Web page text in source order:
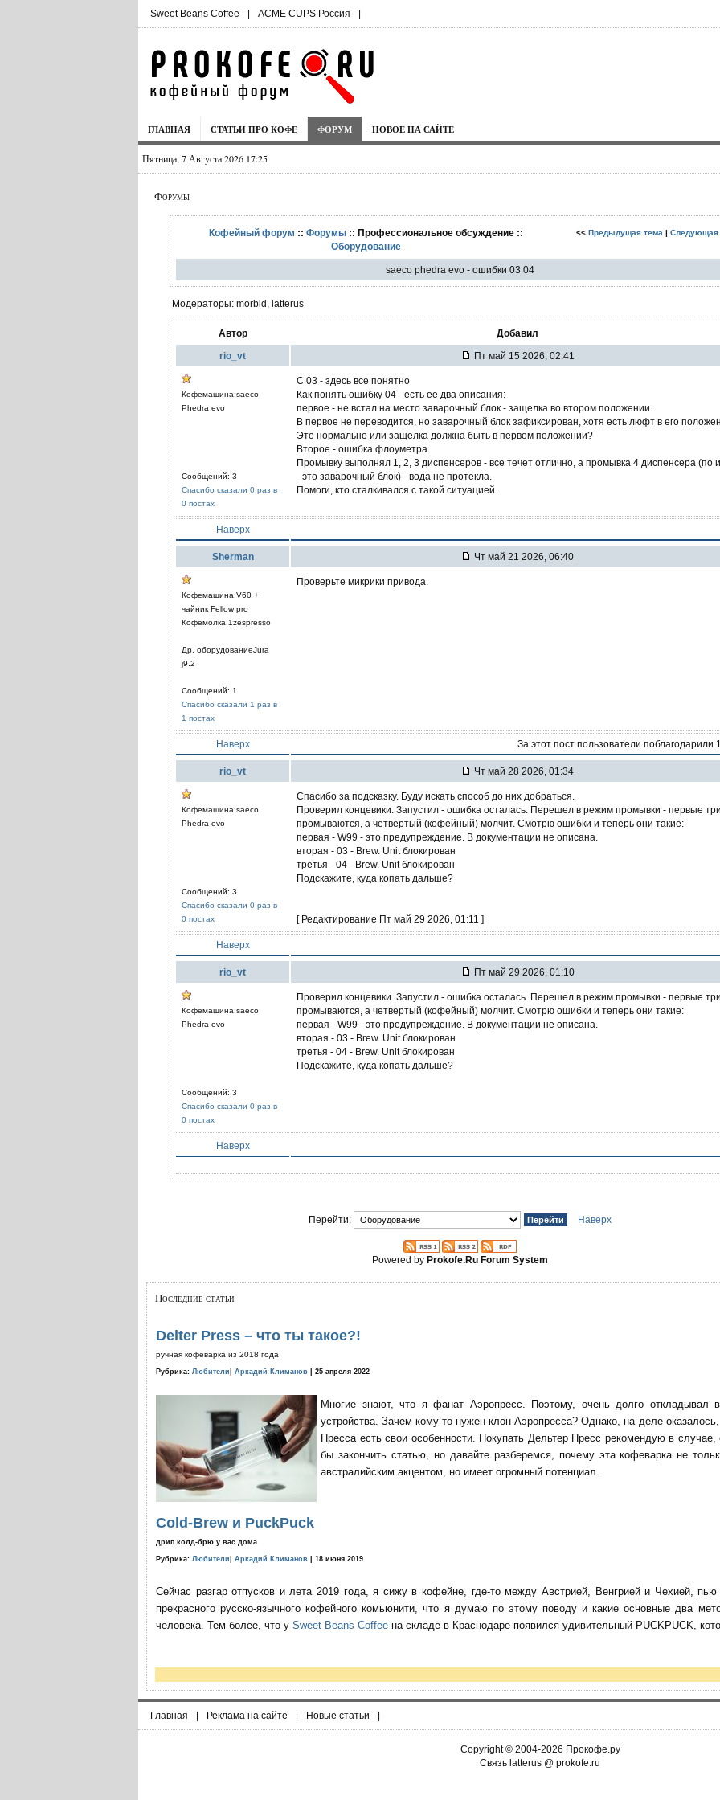
Sweet Beans Coffee | ACME CUPS Россия |
ГЛАВНАЯ СТАТЬИ ПРО КОФЕ ФОРУМ НОВОЕ НА САЙТЕ
Пятница, 7 Августа 2026 17:25
Форумы
Кофейный форум :: Форумы:: Профессиональное обсуждение ::
Оборудование
<< Предыдущая тема | Следующая
saeco phedra evo - ошибки 03 04
Модераторы: morbid, latterus
Автор Добавил
rio_vt Пт май 15 2026, 02:41
Кофемашина:saeco
Phedra evo
Сообщений: 3
Спасибо сказали 0 раз в
0 постах
С 03 - здесь все понятно
Как понять ошибку 04 - есть ее два описания:
первое - не встал на место заварочный блок - защелка во втором положении.
В первое не переводится, но заварочный блок зафиксирован, хотя есть люфт в его
Это нормально или защелка должна быть в первом положении?
Второе - ошибка флоуметра.
Промывку выполнял 1, 2, 3 диспенсеров - все течет отлично, а промывка 4 диспенсера (по
- это заварочный блок) - вода не протекла.
Помоги, кто сталкивался с такой ситуацией.
Наверх
Sherman Чт май 21 2026, 06:40
Кофемашина:V60 +
чайник Fellow pro
Кофемолка:1zespresso
Др. оборудованиеJura
j9.2
Сообщений: 1
Спасибо сказали 1 раз в
1 постах
Проверьте микрики привода.
Наверх За этот пост пользователи поблагодарили
rio_vt Чт май 28 2026, 01:34
Кофемашина:saeco
Phedra evo
Сообщений: 3
Спасибо сказали 0 раз в
0 постах
Спасибо за подсказку. Буду искать способ до них добраться.
Проверил концевики. Запустил - ошибка осталась. Перешел в режим промывки - первые три
промываются, а четвертый (кофейный) молчит. Смотрю ошибки и теперь они такие:
первая - W99 - это предупреждение. В документации не описана.
вторая - 03 - Brew. Unit блокирован
третья - 04 - Brew. Unit блокирован
Подскажите, куда копать дальше?
[ Редактирование Пт май 29 2026, 01:11 ]
Наверх
rio_vt Пт май 29 2026, 01:10
Кофемашина:saeco
Phedra evo
Сообщений: 3
Спасибо сказали 0 раз в
0 постах
Проверил концевики. Запустил - ошибка осталась. Перешел в режим промывки - первые три
промываются, а четвертый (кофейный) молчит. Смотрю ошибки и теперь они такие:
первая - W99 - это предупреждение. В документации не описана.
вторая - 03 - Brew. Unit блокирован
третья - 04 - Brew. Unit блокирован
Подскажите, куда копать дальше?
Наверх
Перейти: Наверх
Powered by Prokofe.Ru Forum System
Последние статьи
Delter Press – что ты такое?!
ручная кофеварка из 2018 года
Рубрика: Любители Аркадий Климанов | 25 апреля 2022
Многие знают, что я фанат Аэропресс. Поэтому, очень долго откладывал
устройства. Зачем кому-то нужен клон Аэропресса? Однако, на деле
Пресса есть свои особенности. Покупать Дельтер Пресс рекомендую в
бы закончить статью, но давайте разберемся, почему эта кофеварка не
австралийским акцентом, но имеет огромный потенциал.
Cold-Brew и PuckPuck
дрип колд-брю у вас дома
Рубрика: Любители Аркадий Климанов | 18 июня 2019
Сейчас разгар отпусков и лета 2019 года, я сижу в кофейне, где-то между Австрией, Венгрией и Чехией,
прекрасного русско-язычного кофейного комьюнити, что я думаю по этому поводу и какие основные два
человека. Тем более, что у Sweet Beans Coffee на складе в Краснодаре появился удивительный PUCKPUCK,
Главная | Реклама на сайте | Новые статьи |
Copyright © 2004-2026 Прокофе.ру
Связь latterus @ prokofe.ru